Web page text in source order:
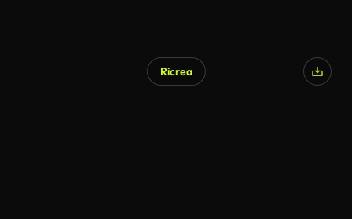
Ricrea